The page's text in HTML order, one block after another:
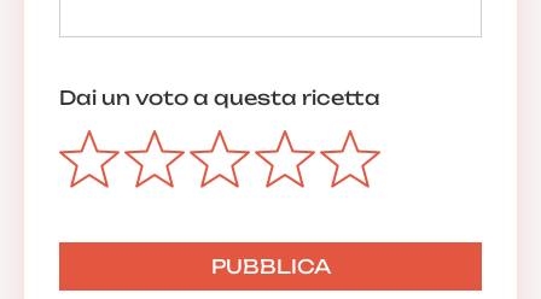
Dai un voto a questa ricetta